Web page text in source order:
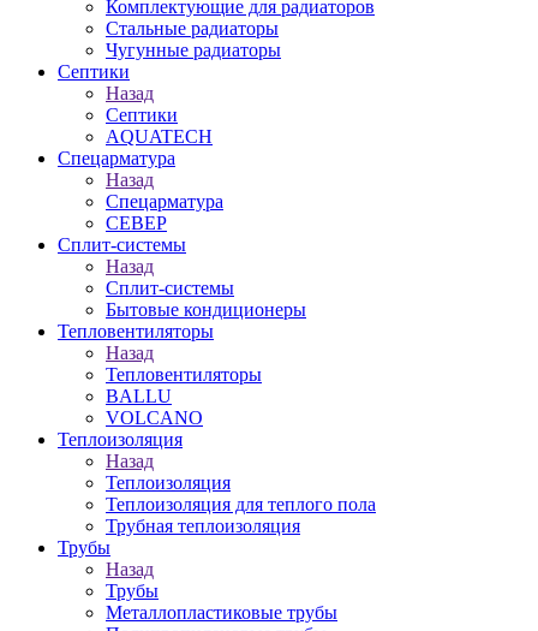
Комплектующие для радиаторов
Стальные радиаторы
Чугунные радиаторы
Септики
Назад
Септики
AQUATECH
Спецарматура
Назад
Спецарматура
СЕВЕР
Сплит-системы
Назад
Сплит-системы
Бытовые кондиционеры
Тепловентиляторы
Назад
Тепловентиляторы
BALLU
VOLCANO
Теплоизоляция
Назад
Теплоизоляция
Теплоизоляция для теплого пола
Трубная теплоизоляция
Трубы
Назад
Трубы
Металлопластиковые трубы